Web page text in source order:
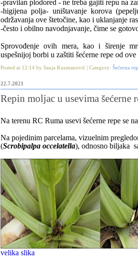
-pravilan plodored - ne treba gajiti repu na
-higijena polja- uništavanje korova
održavanja ove štetočine, kao i uklanjanje
-često i obilno navodnjavanje, čime se
Sprovođenje ovih mera, kao i širenje
uspešnijoj borbi u zaštiti šećerne repe od
Posted at 12:14 by Sanja Kuzmanović | Category: Šećerna
22.7.2021
Repin moljac u usevima šećerne
Na terenu RC Ruma usevi šećerne repe se
Na pojedinim parcelama, vizuelnim
(Scrobipalpa occelatella), odnosno biljaka
velika slika